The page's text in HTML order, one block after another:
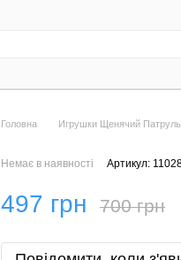
Головна Игрушки Щенячий Патруль
Немає в наявності Артикул:
497 грн 700 грн